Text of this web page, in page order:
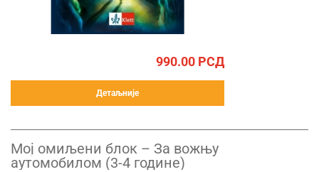
990.00 РСД
Детаљније
Mој омиљени блок – За вожњу
аутомобилом (3-4 године)